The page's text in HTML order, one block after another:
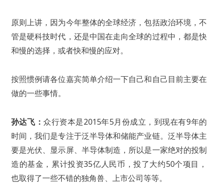
原则上讲，因为今年整体的全球经济，包括政治环境，不
管是硬科技时代，还是中国在走向全球的过程中，都是快
和慢的选择，或者快和慢的应对。
按照惯例请各位嘉宾简单介绍一下自己和自己目前主要在
做的一些事情。
孙达飞：众行资本是2015年5月份成立，到现在有9年的
时间，我们是专注于泛半导体和储能产业链。泛半导体主
要是光伏、显示屏、半导体制造，所以是一家绝对的投制
造的基金，累计投资35亿人民币，投了大约50个项目，
也取得了一些不错的独角兽、上市公司等等。